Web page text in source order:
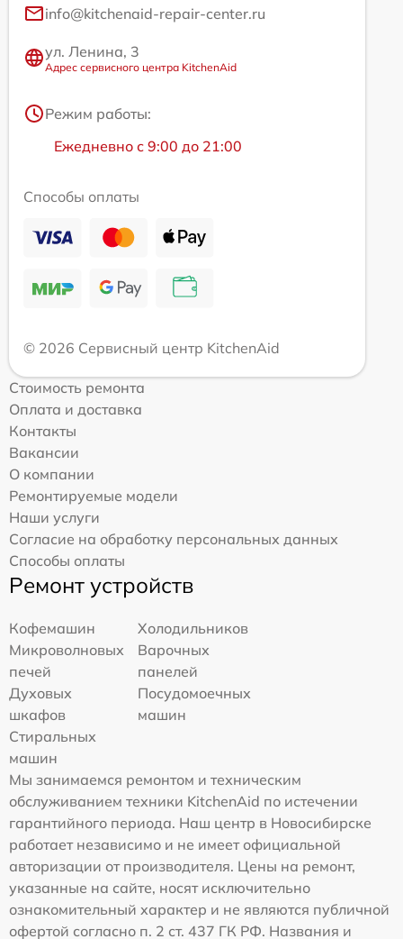
info@kitchenaid-repair-center.ru
ул. Ленина, 3
Адрес сервисного центра KitchenAid
Режим работы:
Ежедневно с 9:00 до 21:00
Способы оплаты
© 2026 Сервисный центр KitchenAid
Стоимость ремонта
Оплата и доставка
Контакты
Вакансии
О компании
Ремонтируемые модели
Наши услуги
Согласие на обработку персональных данных
Способы оплаты
Ремонт устройств
Кофемашин
Холодильников
Микроволновых
печей
Варочных
панелей
Духовых
шкафов
Посудомоечных
машин
Стиральных
машин
Мы занимаемся ремонтом и техническим
обслуживанием техники KitchenAid по истечении
гарантийного периода. Наш центр в Новосибирске
работает независимо и не имеет официальной
авторизации от производителя. Цены на ремонт,
указанные на сайте, носят исключительно
ознакомительный характер и не являются публичной
офертой согласно п. 2 ст. 437 ГК РФ. Названия и